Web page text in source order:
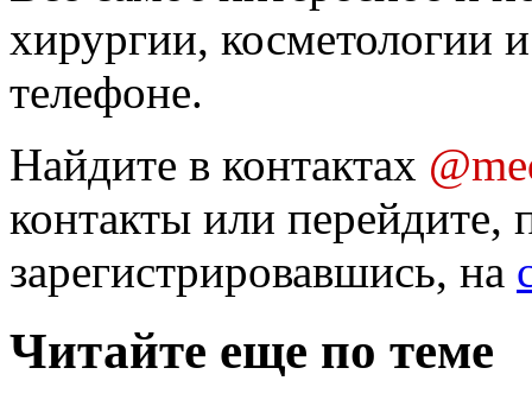
хирургии, косметологии
телефоне.
Найдите в контактах
контакты или перейдите,
зарегистрировавшись, на
Читайте еще по теме